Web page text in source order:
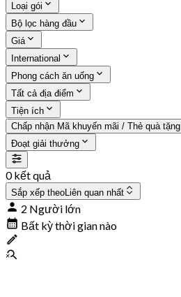
Loại gói
Bộ lọc hàng đầu
Giá
International
Phong cách ăn uống
Tất cả địa điểm
Tiện ích
Chấp nhận Mã khuyến mãi / Thẻ quà tặng
Đoạt giải thưởng
0 kết quả
Sắp xếp theoLiên quan nhất
2 Người lớn
Bất kỳ thời gian nào